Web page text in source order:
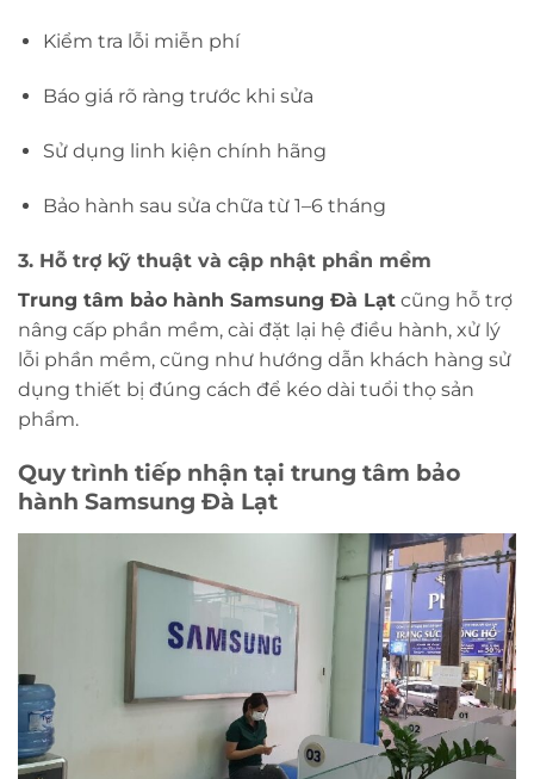
Kiểm tra lỗi miễn phí
Báo giá rõ ràng trước khi sửa
Sử dụng linh kiện chính hãng
Bảo hành sau sửa chữa từ 1–6 tháng
3. Hỗ trợ kỹ thuật và cập nhật phần mềm
Trung tâm bảo hành Samsung Đà Lạt cũng hỗ trợ
nâng cấp phần mềm, cài đặt lại hệ điều hành, xử lý
lỗi phần mềm, cũng như hướng dẫn khách hàng sử
dụng thiết bị đúng cách để kéo dài tuổi thọ sản
phẩm.
Quy trình tiếp nhận tại trung tâm bảo
hành Samsung Đà Lạt